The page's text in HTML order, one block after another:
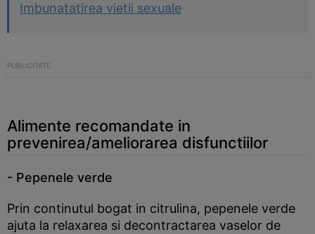
Imbunatatirea vietii sexuale
Alimente recomandate in
prevenirea/ameliorarea disfunctiilor
- Pepenele verde
Prin continutul bogat in citrulina, pepenele verde
ajuta la relaxarea si decontractarea vaselor de